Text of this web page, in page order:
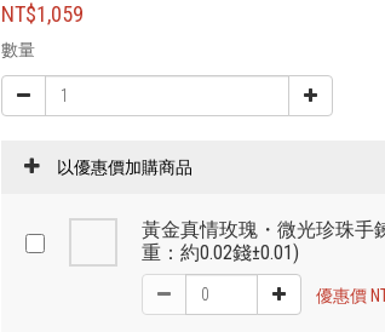
NT$1,059
數量
以優惠價加購商品
黃金真情玫瑰・微光珍珠手
重：約0.02錢±0.01)
優惠價